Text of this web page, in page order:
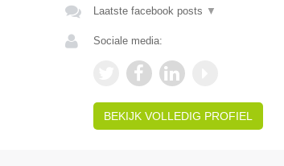
Laatste facebook posts ▼
Sociale media:
BEKIJK VOLLEDIG PROFIEL